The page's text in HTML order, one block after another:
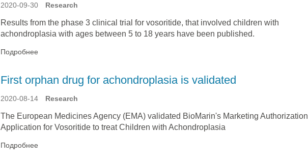
2020-09-30 Research
Results from the phase 3 clinical trial for vosoritide, that involved children with
achondroplasia with ages between 5 to 18 years have been published.
Подробнее
First orphan drug for achondroplasia is validated
2020-08-14 Research
The European Medicines Agency (EMA) validated BioMarin's Marketing Authorization
Application for Vosoritide to treat Children with Achondroplasia
Подробнее